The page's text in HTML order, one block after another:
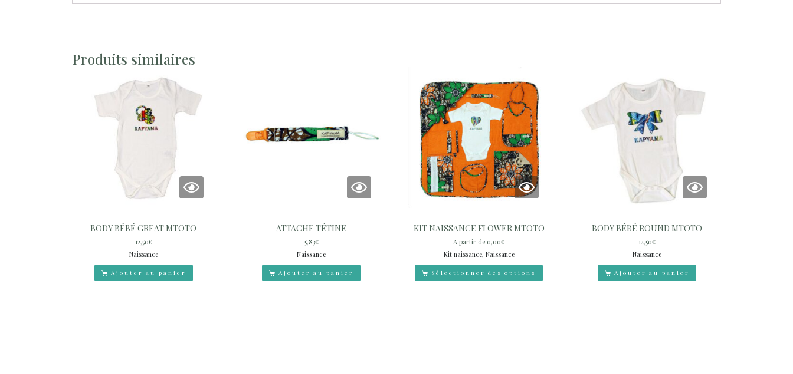
Produits similaires
BODY BÉBÉ GREAT MTOTO
12,50€
Naissance
Ajouter au panier
ATTACHE TÉTINE
5,83€
Naissance
Ajouter au panier
KIT NAISSANCE FLOWER MTOTO
A partir de 0,00€
Kit naissance, Naissance
Sélectionner des options
BODY BÉBÉ ROUND MTOTO
12,50€
Naissance
Ajouter au panier